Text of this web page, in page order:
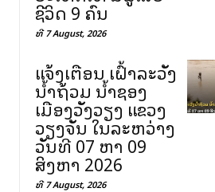
ຊີວິດ 9 ຄົນ
ທີ 7 August, 2026
ແຈ້ງເຕືອນ ເຝົ້າລະວັງ
ນ້ຳຖ້ວມ ນ້ຳຊອງ
ເມືອງວັງວຽງ ແຂວງ
ວຽງຈັນ ໃນລະຫວ່າງ
ວັນທີ 07 ຫາ 09
ສິງຫາ 2026
ທີ 7 August, 2026